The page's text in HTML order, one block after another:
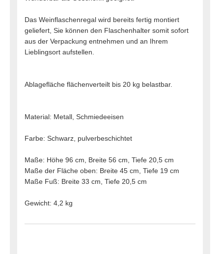
Das Weinflaschenregal wird bereits fertig montiert
geliefert, Sie können den Flaschenhalter somit sofort
aus der Verpackung entnehmen und an Ihrem
Lieblingsort aufstellen.
Ablagefläche flächenverteilt bis 20 kg belastbar.
Material: Metall, Schmiedeeisen
Farbe: Schwarz, pulverbeschichtet
Maße: Höhe 96 cm, Breite 56 cm, Tiefe 20,5 cm
Maße der Fläche oben: Breite 45 cm, Tiefe 19 cm
Maße Fuß: Breite 33 cm, Tiefe 20,5 cm
Gewicht: 4,2 kg